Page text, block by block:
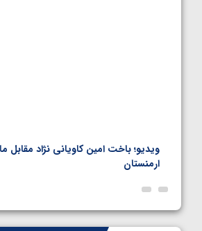
ویدیو؛ باخت امین کاویانی نژاد مقابل
ارمنستان